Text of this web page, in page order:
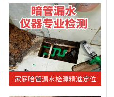
家庭暗管漏水检测精准定位